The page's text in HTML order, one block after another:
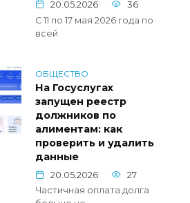
20.05.2026
36
С 11 по 17 мая 2026 года по
всей
ОБЩЕСТВО
На Госуслугах
запущен реестр
должников по
алиментам: как
проверить и удалить
данные
20.05.2026
27
Частичная оплата долга